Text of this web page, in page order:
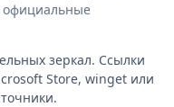
официальные
зеркал. Ссылки
Store, winget или